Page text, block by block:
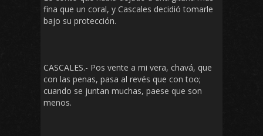
fina que un coral, y Cascales decidió tomarle
bajo su protección.
CASCALES.- Pos vente a mi vera, chavá, que
con las penas, pasa al revés que con too;
cuando se juntan muchas, paese que son
menos.